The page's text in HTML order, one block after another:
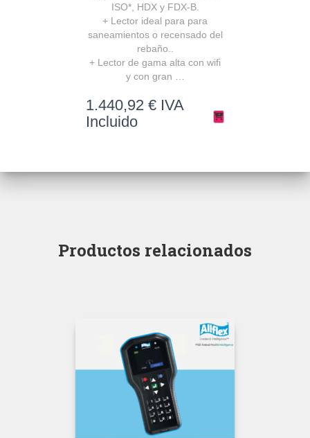
ISO*, HDX y FDX-B.
+ Lector ideal para para
saneamientos o recensado del
rebaño..
+ Lector de gama alta con wifi
y con gran …
1.440,92 € IVA
Incluido
Productos relacionados